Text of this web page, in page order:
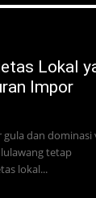
Lokal
Impor
gula dan dominasi
tetap
lokal...